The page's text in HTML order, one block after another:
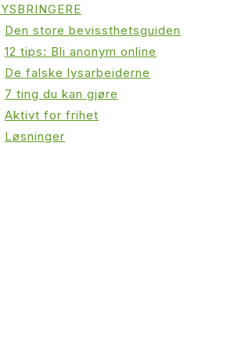
Den store bevissthetsguiden
12 tips: Bli anonym online
De falske lysarbeiderne
7 ting du kan gjøre
Aktivt for frihet
Løsninger